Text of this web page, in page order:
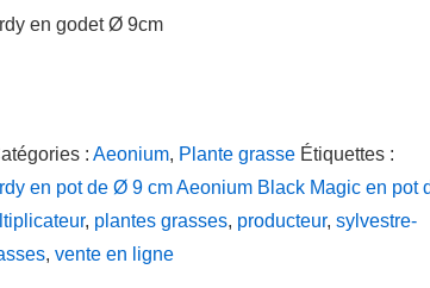
en godet Ø 9cm
: Aeonium, Plante grasse Étiquettes :
en pot de Ø 9 cm Aeonium Black Magic en pot
, plantes grasses, producteur, sylvestre-
, vente en ligne